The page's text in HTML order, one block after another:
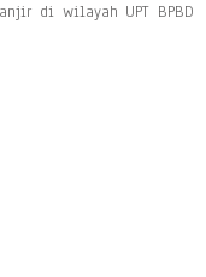
di wilayah UPT BPBD